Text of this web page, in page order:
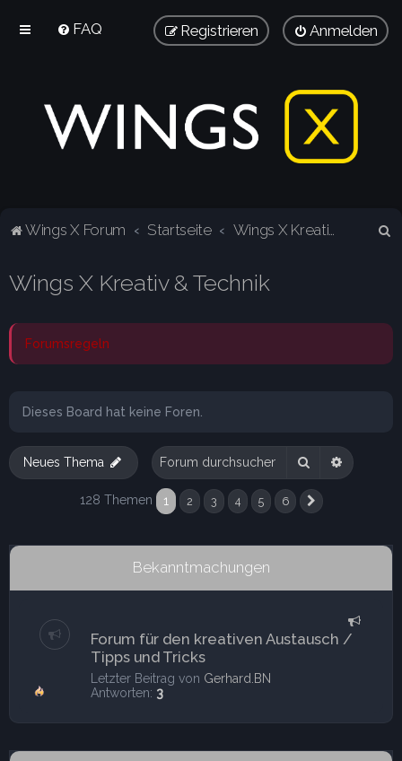
FAQ Anmelden
Registrieren
Wings X Forum Startseite
e
Wings X Kreativ & Technik
Forumsregeln
Dieses Board hat keine Foren.
Neues Thema Suche
128 Themen 1 2 3 4 5 6
Bekanntmachungen
Forum für den kreativen Austausch /
Tipps und Tricks
Letzter Beitrag von Gerhard.BN
Antworten: 3